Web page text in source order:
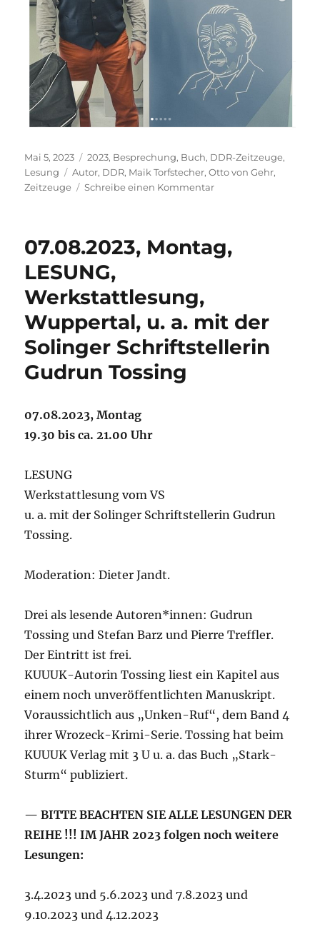
Veröffentlicht
am
Mai 5, 2023 Kategorien
2023, Besprechung, Buch, DDR-Zeitzeuge,
Lesung
Schlagwörter
Autor, DDR, Maik Torfstecher,Otto von Gehr,
Zeitzeuge
Schreibe einen Kommentarzu
wieder
als
zwei
Schulen,
APRIL
07.08.2023, Montag,
LESUNG,
Werkstattlesung,
Wuppertal, u. a. mit der
Solinger Schriftstellerin
Gudrun Tossing
07.08.2023, Montag
19.30 bis ca. 21.00 Uhr
LESUNG
Werkstattlesung vom VS
u. a. mit der Solinger Schriftstellerin Gudrun
Tossing.
Moderation: Dieter Jandt.
Drei als lesende Autoren*innen: Gudrun
Tossing und Stefan Barz und Pierre Treffler.
Der Eintritt ist frei.
KUUUK-Autorin Tossing liest ein Kapitel aus
einem noch unveröffentlichten Manuskript.
Voraussichtlich aus „Unken-Ruf“, dem Band 4
ihrer Wrozeck-Krimi-Serie. Tossing hat beim
KUUUK Verlag mit 3 U u. a. das Buch „Stark-
Sturm“ publiziert.
— BITTE BEACHTEN SIE ALLE LESUNGEN DER
REIHE !!! IM JAHR 2023 folgen noch weitere
Lesungen:
3.4.2023 und 5.6.2023 und 7.8.2023 und
9.10.2023 und 4.12.2023